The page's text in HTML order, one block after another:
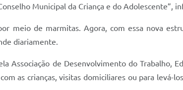
Municipal da Criança e do Adolescente”,
meio de marmitas. Agora, com essa nova
diariamente.
Associação de Desenvolvimento do Trabalho,
as crianças, visitas domiciliares ou para levá-